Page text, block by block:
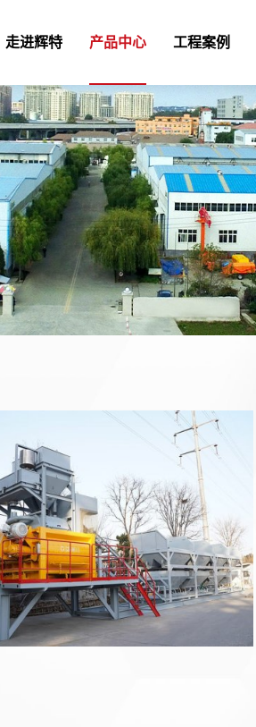
走进辉特 产品中心 工程案例